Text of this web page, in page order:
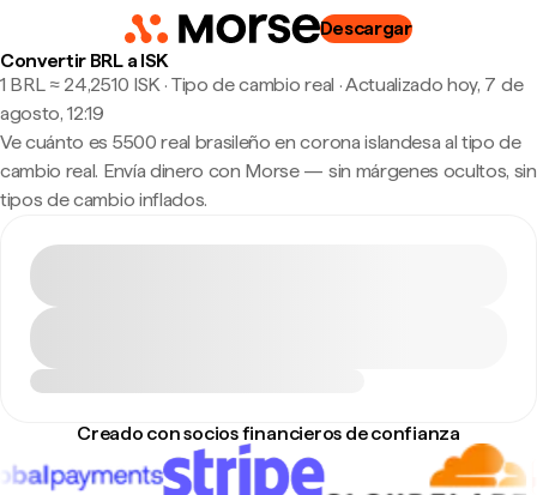
Descargar
Convertir BRL a ISK
1 BRL ≈ 24,2510 ISK · Tipo de cambio real ·Actualizado hoy, 7 de
agosto, 12:19
Ve cuánto es 5500 real brasileño en corona islandesa al tipo de
cambio real. Envía dinero con Morse — sin márgenes ocultos, sin
tipos de cambio inflados.
Creado con socios financieros de confianza